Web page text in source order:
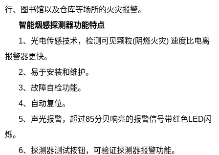
行、图书馆以及仓库等场所的火灾报警。
智能烟感探测器功能特点
1、光电传感技术，检测可见颗粒(阴燃火灾) 速度比电离
报警器更快。
2、易于安装和维护。
3、故障自检功能。
4、自动复位。
5、声光报警，超过85分贝响亮的报警信号带红色LED闪
烁。
6、探测器测试按钮，可验证探测器报警功能。